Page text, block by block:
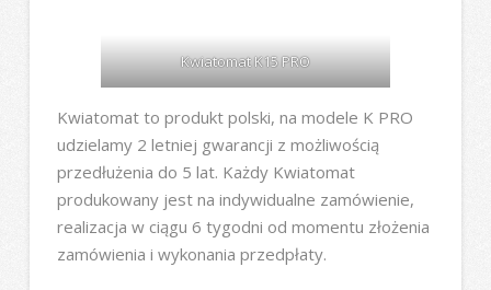
Kwiatomat K15 PRO
Kwiatomat to produkt polski, na modele K PRO
udzielamy 2 letniej gwarancji z możliwością
przedłużenia do 5 lat. Każdy Kwiatomat
produkowany jest na indywidualne zamówienie,
realizacja w ciągu 6 tygodni od momentu złożenia
zamówienia i wykonania przedpłaty.